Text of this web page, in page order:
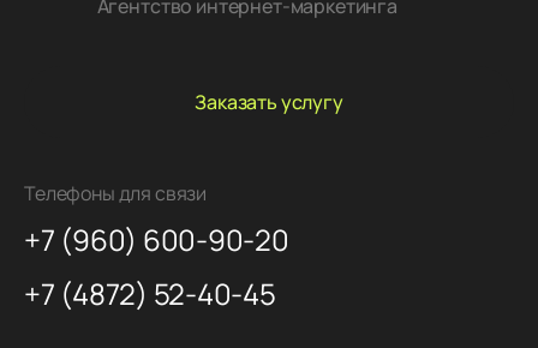
Агентство интернет-маркетинга
Телефоны для связи
+7 (960) 600-90-20
+7 (4872) 52-40-45
Заказать услугу